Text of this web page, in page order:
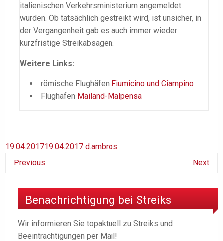
italienischen Verkehrsministerium angemeldet
wurden. Ob tatsächlich gestreikt wird, ist unsicher, in
der Vergangenheit gab es auch immer wieder
kurzfristige Streikabsagen.
Weitere Links:
römische Flughäfen Fiumicino und Ciampino
Flughafen Mailand-Malpensa
19.04.201719.04.2017 d.ambros
Previous
Next
Benachrichtigung bei Streiks
Wir informieren Sie topaktuell zu Streiks und
Beeinträchtigungen per Mail!